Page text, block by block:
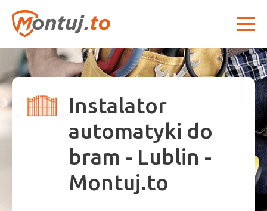
Instalator
automatyki do
bram - Lublin -
Montuj.to